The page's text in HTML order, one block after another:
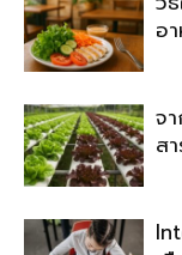
อ
จ
ส